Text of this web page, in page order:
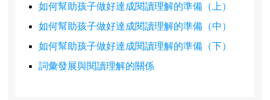
如何幫助孩子做好達成閱讀理解的準備（上）
如何幫助孩子做好達成閱讀理解的準備（中）
如何幫助孩子做好達成閱讀理解的準備（下）
詞彙發展與閱讀理解的關係